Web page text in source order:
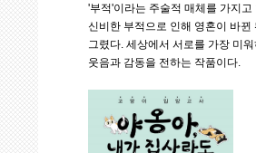
'부적'이라는 주술적 매체를 가지
신비한 부적으로 인해 영혼이 바
그렸다. 세상에서 서로를 가장 미
웃음과 감동을 전하는 작품이다.